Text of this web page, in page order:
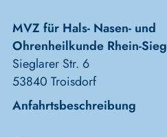
MVZ für Hals- Nasen- und
Ohrenheilkunde Rhein-Sieg
Sieglarer Str. 6
53840 Troisdorf
Anfahrtsbeschreibung